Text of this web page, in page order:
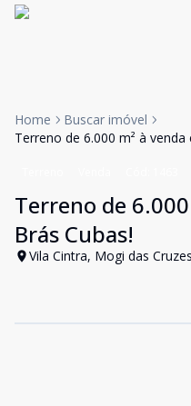
Home
Buscar imóvel
Terreno de 6.000 m² à venda
Terreno de
Brás Cubas!
Vila Cintra, Mogi das